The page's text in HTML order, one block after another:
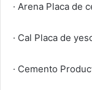
· Arena Placa de
· Cal Placa de
· Cemento